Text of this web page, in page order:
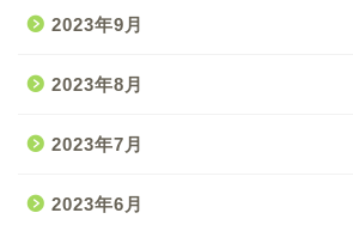
2023年9月
2023年8月
2023年7月
2023年6月